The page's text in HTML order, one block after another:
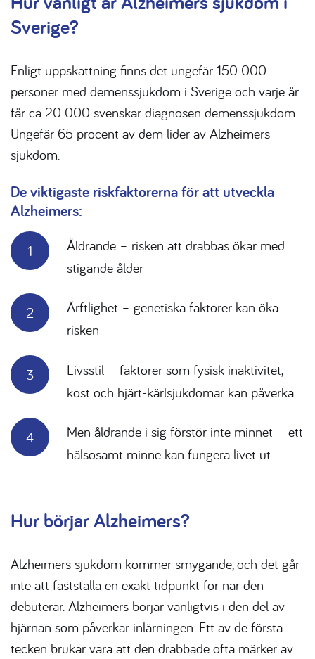
Sverige?
Enligt uppskattning finns det ungefär 150 000
personer med demenssjukdom i Sverige och varje år
får ca 20 000 svenskar diagnosen demenssjukdom.
Ungefär 65 procent av dem lider av Alzheimers
sjukdom.
De viktigaste riskfaktorerna för att utveckla
Alzheimers:
Åldrande – risken att drabbas ökar med
stigande ålder
Ärftlighet – genetiska faktorer kan öka
risken
Livsstil – faktorer som fysisk inaktivitet,
kost och hjärt-kärlsjukdomar kan påverka
Men åldrande i sig förstör inte minnet – ett
hälsosamt minne kan fungera livet ut
Hur börjar Alzheimers?
Alzheimers sjukdom kommer smygande, och det går
inte att fastställa en exakt tidpunkt för när den
debuterar. Alzheimers börjar vanligtvis i den del av
hjärnan som påverkar inlärningen. Ett av de första
tecken brukar vara att den drabbade ofta märker av